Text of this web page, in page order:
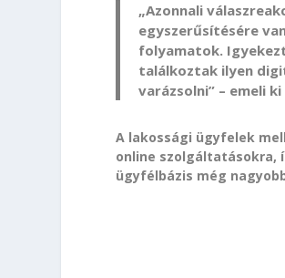
„Azonnali
egyszerűsítésére
folyamatok.
találkoztak ilyen
varázsolni” – emeli
A lakossági ügyfelek
online szolgáltatásokra,
ügyfélbázis még